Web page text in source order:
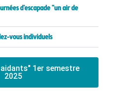
d'escapade "un air de
vous individuels
aidants" 1er semestre
2025